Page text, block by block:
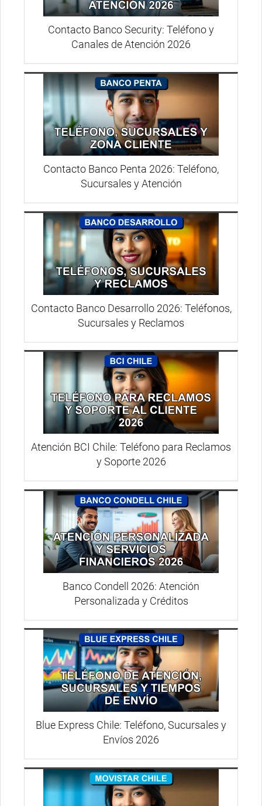
Contacto Banco Security: Teléfono y
Canales de Atención 2026
Contacto Banco Penta 2026: Teléfono,
Sucursales y Atención
Contacto Banco Desarrollo 2026: Teléfonos,
Sucursales y Reclamos
Atención BCI Chile: Teléfono para Reclamos
y Soporte 2026
Banco Condell 2026: Atención
Personalizada y Créditos
Blue Express Chile: Teléfono, Sucursales y
Envíos 2026